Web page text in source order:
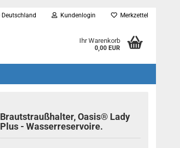
Deutschland Kundenlogin Merkzettel
Ihr Warenkorb
0,00 EUR
Brautstraußhalter, Oasis® Lady
Plus - Wasserreservoire.